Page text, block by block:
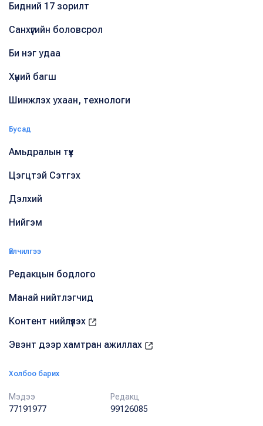
Бидний 17 зорилт
Санхүүгийн боловсрол
Би нэг удаа
Хүний багш
Шинжлэх ухаан, технологи
Бусад
Амьдралын түүх
Цэгцтэй Сэтгэх
Дэлхий
Нийгэм
Үйлчилгээ
Редакцын бодлого
Манай нийтлэгчид
Контент нийлүүлэх
Эвэнт дээр хамтран ажиллах
Холбоо барих
Мэдээ
77191977
Редакц
99126085